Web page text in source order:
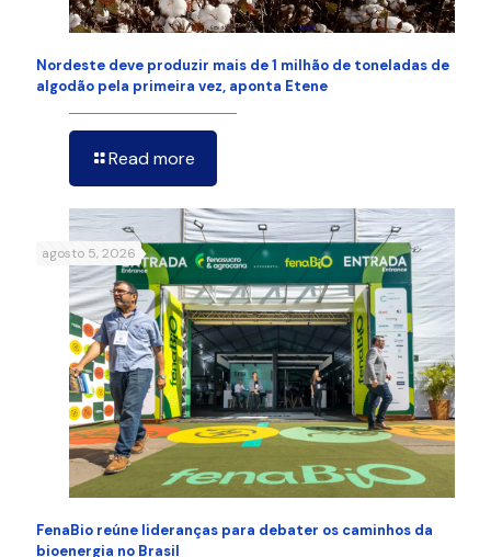
Nordeste deve produzir mais de 1 milhão de toneladas de
algodão pela primeira vez, aponta Etene
Read more
agosto 5, 2026
FenaBio reúne lideranças para debater os caminhos da
bioenergia no Brasil